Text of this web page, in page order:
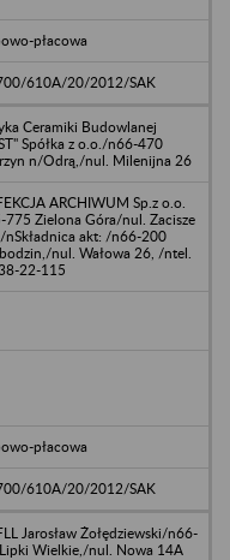
płacowa
610A/20/2012/SAK
Ceramiki Budowlanej
Spółka z o.o./n66-470
n/Odrą,/nul. Milenijna 26
ARCHIWUM Sp.z o.o.
775 Zielona Góra/nul. Zacisze
nSkładnica akt: /n66-200
nul. Wałowa 26, /ntel.
22-115
płacowa
610A/20/2012/SAK
Jarosław Żołędziewski/n66-
Wielkie,/nul. Nowa 14A